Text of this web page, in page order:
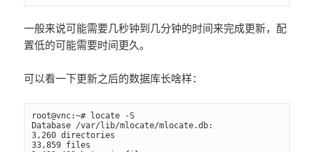
一般来说可能需要几秒钟到几分钟的时间来完成更新，配
置低的可能需要时间更久。
可以看一下更新之后的数据库长啥样：
root@vnc:~# locate -S
Database /var/lib/mlocate/mlocate.db:
3,260 directories
33,859 files